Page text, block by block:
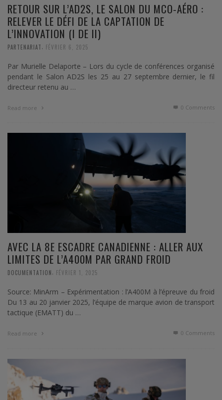
RETOUR SUR L’AD2S, LE SALON DU MCO-AÉRO :
RELEVER LE DÉFI DE LA CAPTATION DE
L’INNOVATION (I DE II)
PARTENARIAT FÉVRIER 6, 2025
Par Murielle Delaporte – Lors du cycle de conférences organisé
pendant le Salon AD2S les 25 au 27 septembre dernier, le fil
directeur retenu au …
Read more 0 Comments
AVEC LA 8E ESCADRE CANADIENNE : ALLER AUX
LIMITES DE L’A400M PAR GRAND FROID
DOCUMENTATION FÉVRIER 1, 2025
Source: MinArm – Expérimentation : l’A400M à l’épreuve du froid
Du 13 au 20 janvier 2025, l’équipe de marque avion de transport
tactique (EMATT) du …
Read more 0 Comments